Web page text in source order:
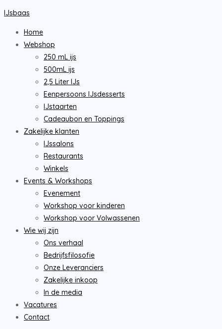
Ga
inhoud
IJsbaas
Home
Webshop
250 mL ijs
500mL ijs
2,5 Liter IJs
Eenpersoons IJsdesserts
IJstaarten
Cadeaubon en Toppings
Zakelijke klanten
IJssalons
Restaurants
Winkels
Events & Workshops
Evenement
Workshop voor kinderen
Workshop voor Volwassenen
Wie wij zijn
Ons verhaal
Bedrijfsfilosofie
Onze Leveranciers
Zakelijke inkoop
In de media
Vacatures
Contact